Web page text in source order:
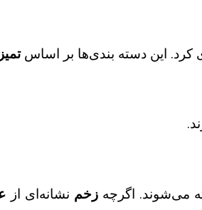
کرد. این دسته‌ بندی‌ها بر اساستمیز
می‌شوند. اگرچه زخم نشانه‌ای از